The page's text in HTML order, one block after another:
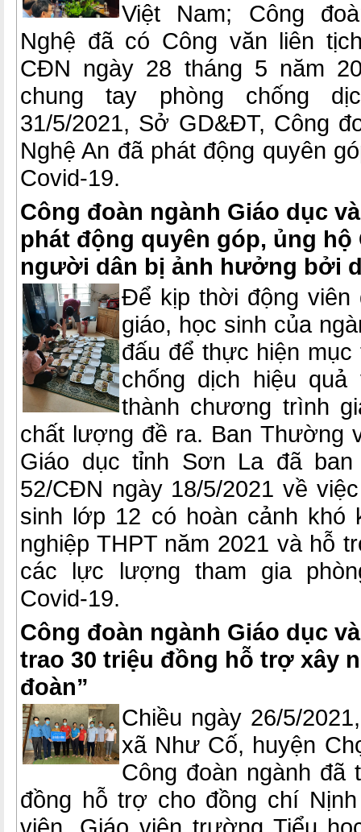
Việt Nam; Công
Nghệ đã có Công văn liên
CĐN ngày 28 tháng 5 năm
chung tay phòng chống
31/5/2021, Sở GD&ĐT, Công
Nghệ An đã phát động quyên
Covid-19.
Công đoàn ngành Giáo dục
phát động quyên góp, ủng hộ
người dân bị ảnh hưởng bởi
Để kịp thời động viên
giáo, học sinh của
đấu để thực hiện
chống dịch hiệu
thành chương trình
chất lượng đề ra. Ban Thường
Giáo dục tỉnh Sơn La đã
52/CĐN ngày 18/5/2021 về
sinh lớp 12 có hoàn cảnh khó
nghiệp THPT năm 2021 và hỗ
các lực lượng tham gia
Covid-19.
Công đoàn ngành Giáo dục
trao 30 triệu đồng hỗ trợ xây
đoàn”
Chiều ngày 26/5/
xã Như Cố, huyện
Công đoàn ngành đã
đồng hỗ trợ cho đồng chí